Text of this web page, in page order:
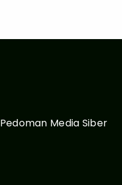
Pedoman Media Siber